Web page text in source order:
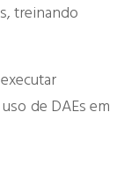
treinando
de DAEs em